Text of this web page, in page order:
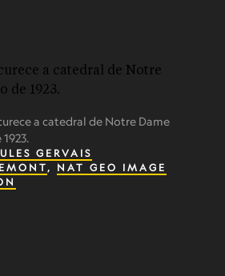
a catedral de Notre Dame
GERVAIS
, NAT GEO IMAGE